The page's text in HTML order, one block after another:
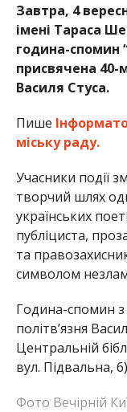
Завтра, 4
імені Тараса
година-спомин
присвячена 40-
Василя Стуса.
Пише
міську раду.
Учасники події
творчий шлях
українських
публіциста,
та
символом
Година-спомин з
політв’язня
Центральній
вул. Підвальна,
Фото Вечірній